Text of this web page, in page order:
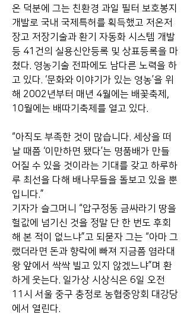
온 덕분에 그는 친환경 과일 필터 보호봉지
개발로 국내 국제특허를 획득했고 저온저
장고 저장기술과 환기 자동화 시스템 개발
등 41건의 실용신안등록 및 상표등록을 마
쳤다. 영농기술 전파에도 남다른 노력을 하
고 있다. ‘문화와 이야기가 있는 영농’을 위
해 2002년부터 매년 4월에는 배꽃축제,
10월에는 배따기축제를 열고 있다.
“아직도 부족한 것이 많습니다. 세상을 떠
날 때쯤 ‘이만하면 됐다’는 명품배가 만들
어질 수 있을 것이라는 기대를 갖고 하루하
루 최선을 다해 배나무들을 돌보고 있을 뿐
입니다.”
기자가 슬그머니 “압구정동 금싸라기 땅을
헐값에 넘기신 것을 정말 단 한 번도 후회
해 본 적이 없느냐”고 되묻자 그는 “아마 그
랬더라면 돈과 향락에 빠져 지금쯤 염라대
왕 앞에서 싹싹 빌고 있지 않겠느냐”며 환
하게 웃는다. 일가상 시상식은 6일 오전
11시 서울 중구 충정로 농협중앙회 대강당
에서 열린다.